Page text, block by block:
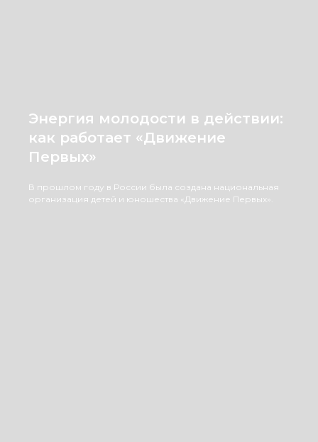
Энергия молодости в действии:
как работает «Движение
Первых»
В прошлом году в России была создана национальная
организация детей и юношества «Движение Первых».